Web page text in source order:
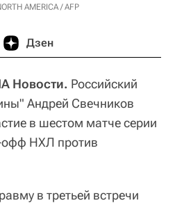
AMERICA / AFP
Дзен
Новости. Российский
Андрей Свечников
в шестом матче серии
офф НХЛ против
в третьей встречи